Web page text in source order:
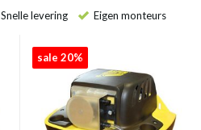
Snelle levering Eigen monteurs
sale 20%